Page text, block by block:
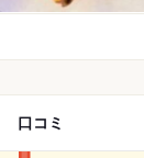
口コミ